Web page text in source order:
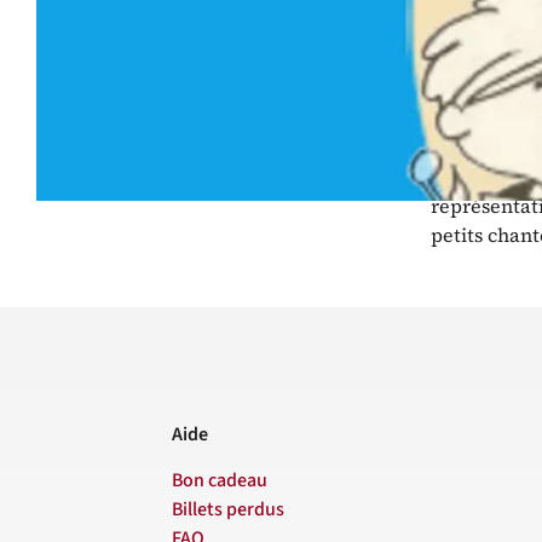
Chorale
Fondée il y
d’environ
annuels,
petits
Aide
Bon cadeau
Billets perdus